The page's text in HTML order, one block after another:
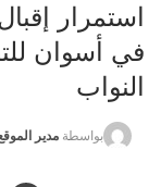
استمرار
في أسوان
النواب
بواسطة مدير